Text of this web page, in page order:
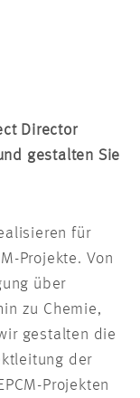
Director
gestalten Sie
für
Projekte. Von
über
zu Chemie,
gestalten die
der
Projekten